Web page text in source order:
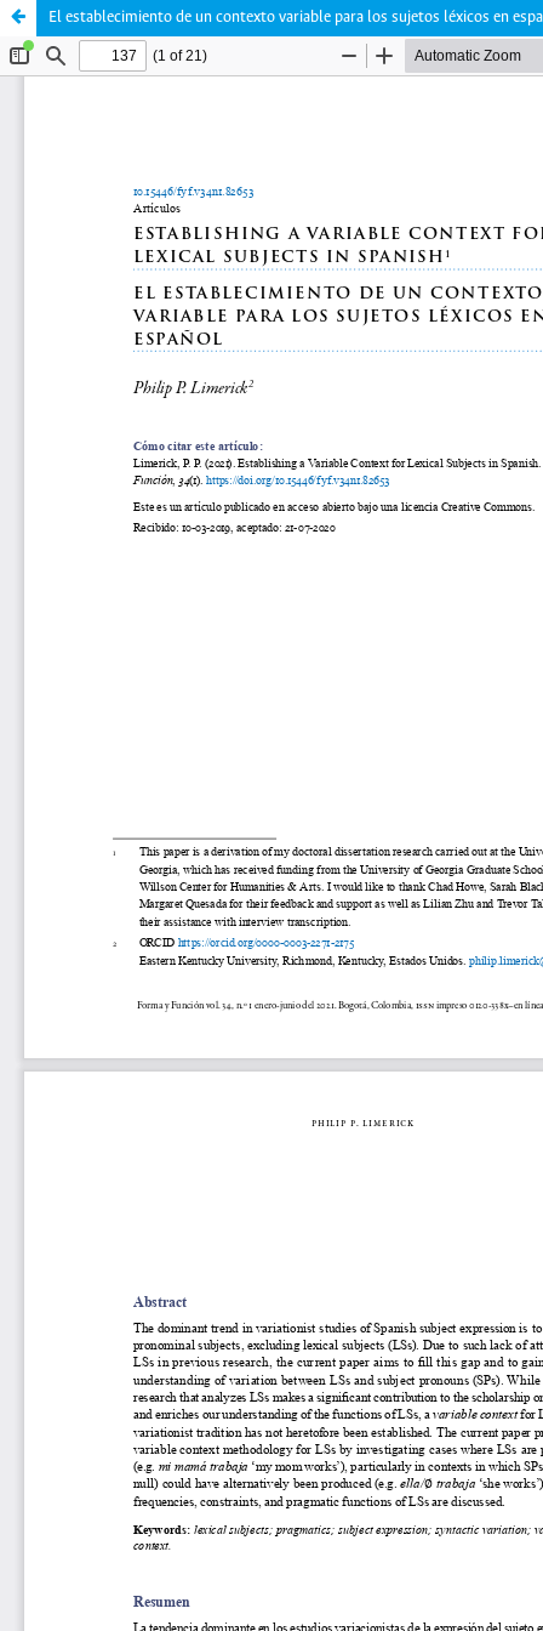
El establecimiento de un contexto variable para los sujetos léxicos en